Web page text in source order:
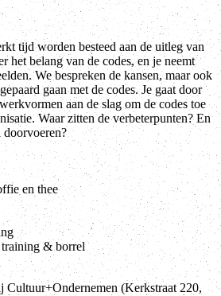
tijd worden besteed aan de uitleg van
het belang van de codes, en je neemt
We bespreken de kansen, maar ook
gaan met de codes. Je gaat door
aan de slag om de codes toe
Waar zitten de verbeterpunten? En
doorvoeren?
en thee
& borrel
Cultuur+Ondernemen (Kerkstraat 220,